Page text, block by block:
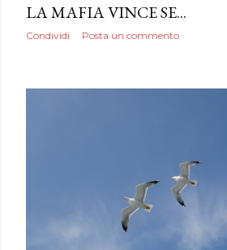
LA MAFIA VINCE SE...
Condividi Posta un commento